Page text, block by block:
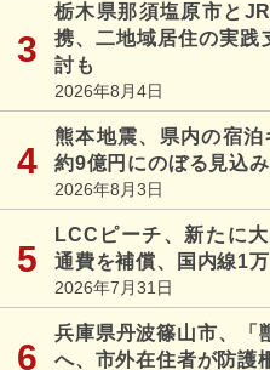
栃木県那須塩原市と
携、二地域居住の実
討も
2026年8月4日
熊本地震、県内の宿泊
約9億円にのぼる見込み
2026年8月3日
LCCピーチ、新たに
通費を補償、国内線1
2026年7月31日
兵庫県丹波篠山市、「
へ、市外在住者が防護